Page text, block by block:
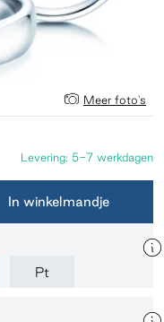
Meer foto's
Levering: 5-7 werkdagen
In winkelmandje
Pt